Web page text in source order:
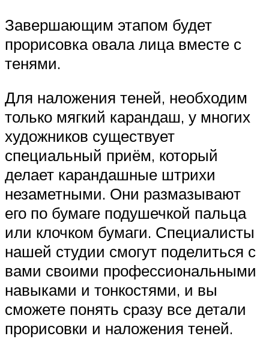
Завершающим этапом будет
прорисовка овала лица вместе с
тенями.
Для наложения теней, необходим
только мягкий карандаш, у многих
художников существует
специальный приём, который
делает карандашные штрихи
незаметными. Они размазывают
его по бумаге подушечкой пальца
или клочком бумаги. Специалисты
нашей студии смогут поделиться с
вами своими профессиональными
навыками и тонкостями, и вы
сможете понять сразу все детали
прорисовки и наложения теней.